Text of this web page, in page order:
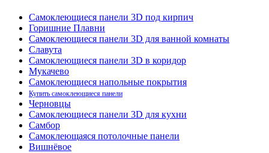
Самоклеющиеся панели 3D под кирпич
Горишние Плавни
Самоклеющиеся панели 3D для ванной комнаты
Славута
Самоклеющиеся панели 3D в коридор
Мукачево
Самоклеющиеся напольные покрытия
Купить самоклеющиеся панели
Черновцы
Самоклеющиеся панели 3D для кухни
Самбор
Самоклеющаяся потолочные панели
Вишнёвое